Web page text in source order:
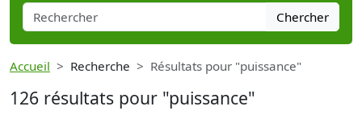
Chercher
Accueil Recherche Résultats pour "puissance"
126 résultats pour "puissance"